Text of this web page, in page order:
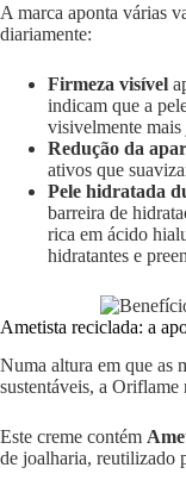
A marca aponta várias
diariamente:
Firmeza visível
indicam que a
visivelmente
Redução da
ativos que
Pele hidratada
barreira de
rica em ácido
hidratantes e
Ametista reciclada: a
Numa altura em que as
sustentáveis, a
Este creme contém
de joalharia, reutilizado